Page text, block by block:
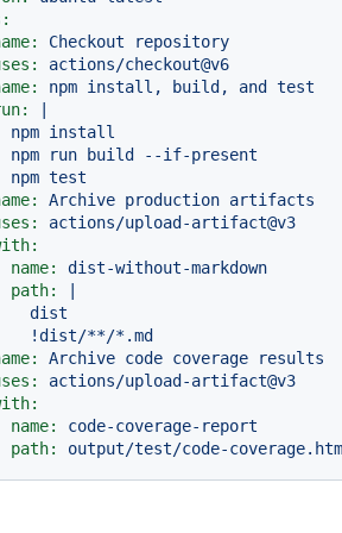
Checkout
repository
actions/checkout@v6
npm install, build, and
test
Archive production artifacts
actions/upload-artifact@v3
name:
dist-without-markdown
path:
Archive code coverage
results
actions/upload-artifact@v3
name:
code-coverage-report
path:
output/test/code-